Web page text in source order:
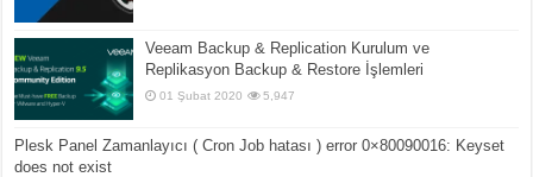
Veeam Backup & Replication Kurulum ve
Replikasyon Backup & Restore İşlemleri
01 Şubat 2020 5,947
Plesk Panel Zamanlayıcı ( Cron Job hatası ) error 0×80090016: Keyset
does not exist